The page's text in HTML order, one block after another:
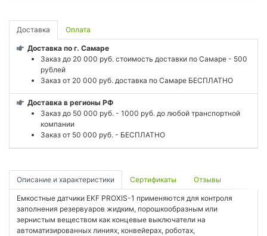
Доставка Оплата
Доставка по г. Самаре
Заказ до 20 000 руб. стоимость доставки по Самаре - 500
рублей
Заказ от 20 000 руб. доставка по Самаре БЕСПЛАТНО
Доставка в регионы РФ
Заказ до 50 000 руб. - 1000 руб. до любой транспортной
компании
Заказ от 50 000 руб. - БЕСПЛАТНО
Описание и характеристики Сертификаты Отзывы
Емкостные датчики EKF PROXIS-1 применяются для контроля
заполнения резервуаров жидким, порошкообразным или
зернистым веществом как концевые выключатели на
автоматизированных линиях, конвейерах, роботах,